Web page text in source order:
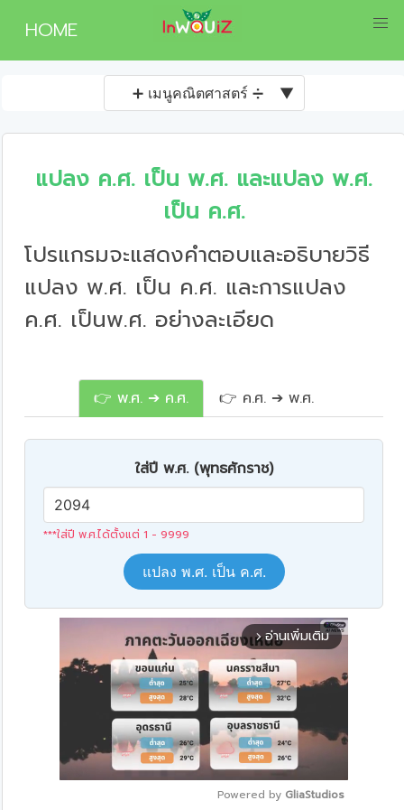
HOME
➕ เมนูคณิตศาสตร์ ➗ ▼
แปลง ค.ศ. เป็น พ.ศ. และแปลง พ.ศ.
เป็น ค.ศ.
โปรแกรมจะแสดงคำตอบและอธิบายวิธี
แปลง พ.ศ. เป็น ค.ศ. และการแปลง
ค.ศ. เป็นพ.ศ. อย่างละเอียด
👉 พ.ศ. ➔ ค.ศ. 👉 ค.ศ. ➔ พ.ศ.
ใส่ปี พ.ศ. (พุทธศักราช)
***ใส่ปี พ.ศ.ได้ตั้งแต่ 1 - 9999
แปลง พ.ศ. เป็น ค.ศ.
arrow_forward_ios อ่านเพิ่มเติม
Powered by GliaStudios